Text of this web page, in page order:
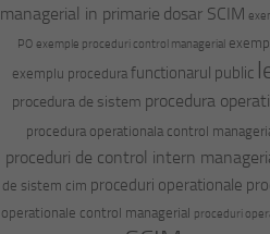
managerial in primarie dosar SCIM
PO exemple proceduri control managerial
exemplu procedura functionarul public
procedura de sistem procedura
procedura operationala control
proceduri de control intern
de sistem cim proceduri operationale
operationale control managerial proceduri